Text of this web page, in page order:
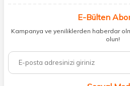
kişisel bakım hem de takviye edici gıda
buluşturuyoruz. Artık mağaza mağaza
ihtiyacınız olan her şeyi tek bir çatı
%100 orijinal kozmetik ve sağlık
vücudunuzu desteklemek için güvenilir
E-Bülten
Kampanya ve yeniliklerden haberdar
olun!